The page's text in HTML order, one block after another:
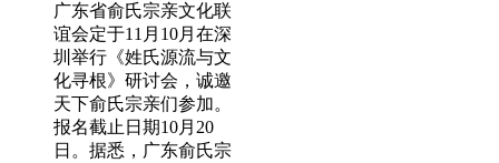
广东省俞氏宗亲文化联
谊会定于11月10月在深
圳举行《姓氏源流与文
化寻根》研讨会，诚邀
天下俞氏宗亲们参加。
报名截止日期10月20
日。据悉，广东俞氏宗